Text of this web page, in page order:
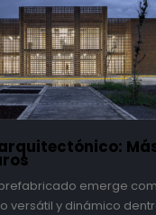
emerge
versátil y dinámico